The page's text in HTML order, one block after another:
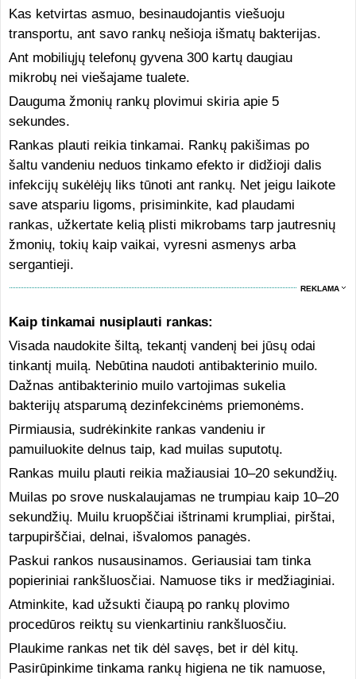
Kas ketvirtas asmuo, besinaudojantis viešuoju
transportu, ant savo rankų nešioja išmatų bakterijas.
Ant mobiliųjų telefonų gyvena 300 kartų daugiau
mikrobų nei viešajame tualete.
Dauguma žmonių rankų plovimui skiria apie 5
sekundes.
Rankas plauti reikia tinkamai. Rankų pakišimas po
šaltu vandeniu neduos tinkamo efekto ir didžioji dalis
infekcijų sukėlėjų liks tūnoti ant rankų. Net jeigu laikote
save atspariu ligoms, prisiminkite, kad plaudami
rankas, užkertate kelią plisti mikrobams tarp jautresnių
žmonių, tokių kaip vaikai, vyresni asmenys arba
sergantieji.
REKLAMA
Kaip tinkamai nusiplauti rankas:
Visada naudokite šiltą, tekantį vandenį bei jūsų odai
tinkantį muilą. Nebūtina naudoti antibakterinio muilo.
Dažnas antibakterinio muilo vartojimas sukelia
bakterijų atsparumą dezinfekcinėms priemonėms.
Pirmiausia, sudrėkinkite rankas vandeniu ir
pamuiluokite delnus taip, kad muilas suputotų.
Rankas muilu plauti reikia mažiausiai 10–20 sekundžių.
Muilas po srove nuskalaujamas ne trumpiau kaip 10–20
sekundžių. Muilu kruopščiai ištrinami krumpliai, pirštai,
tarpupirščiai, delnai, išvalomos panagės.
Paskui rankos nusausinamos. Geriausiai tam tinka
popieriniai rankšluosčiai. Namuose tiks ir medžiaginiai.
Atminkite, kad užsukti čiaupą po rankų plovimo
procedūros reiktų su vienkartiniu rankšluosčiu.
Plaukime rankas net tik dėl savęs, bet ir dėl kitų.
Pasirūpinkime tinkama rankų higiena ne tik namuose,